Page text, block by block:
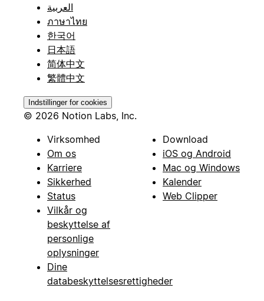
العربية
ภาษาไทย
한국어
日本語
简体中文
繁體中文
Indstillinger for cookies
© 2026 Notion Labs, Inc.
Virksomhed
Om os
Karriere
Sikkerhed
Status
Vilkår og
beskyttelse af
personlige
oplysninger
Dine
databeskyttelsesrettigheder
Download
iOS og Android
Mac og Windows
Kalender
Web Clipper